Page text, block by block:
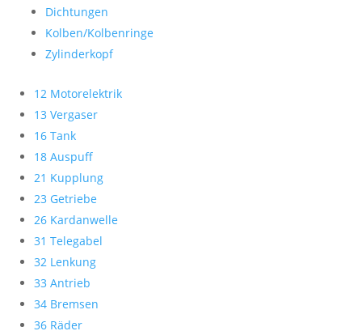
Dichtungen
Kolben/Kolbenringe
Zylinderkopf
12 Motorelektrik
13 Vergaser
16 Tank
18 Auspuff
21 Kupplung
23 Getriebe
26 Kardanwelle
31 Telegabel
32 Lenkung
33 Antrieb
34 Bremsen
36 Räder